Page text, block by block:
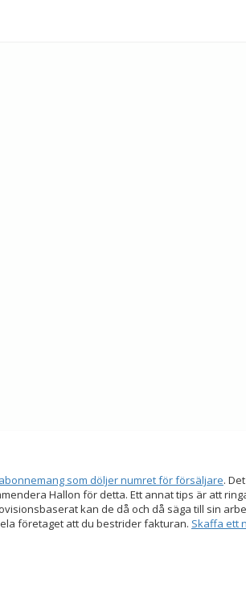
abonnemang som döljer numret för försäljare.
Hallon för detta. Ett annat tips är att
kan de då och då säga till sin
företaget att du bestrider fakturan. Skaffa ett